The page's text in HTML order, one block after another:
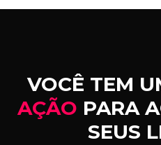
VOCÊ TEM
AÇÃO PARA
SEUS